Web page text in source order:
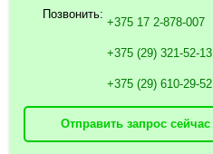
Позвонить:
+375 17 2-878-007
+375 (29) 321-52-13
+375 (29) 610-29-52
Отправить запрос сейчас